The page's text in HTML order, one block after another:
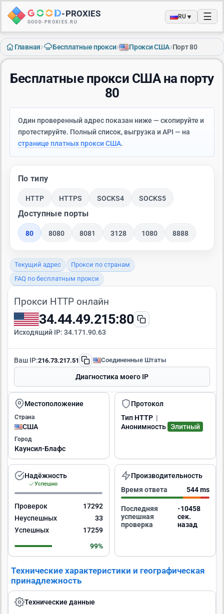
-PROXIES
GOOD-PROXIES.RU
RU▼ ☰
Главная› Бесплатные прокси› Прокси США›Порт 80
Бесплатные прокси США на порту
80
Один проверенный адрес показан ниже — скопируйте и
протестируйте. Полный список, выгрузка и API — на
странице платных прокси США.
По типу
HTTP HTTPS SOCKS4 SOCKS5
Доступные порты
80 8080 8081 3128 1080 8888
Текущий адрес
Прокси по странам
FAQ по бесплатным прокси
Прокси HTTP онлайн
34.44.49.215:80
Исходящий IP: 34.171.90.63
Ваш IP:216.73.217.51 Соединенные Штаты
Диагностика моего IP
Местоположение
Страна
США
Город
Каунсил-Блафс
Протокол
ТипHTTP |
Анонимность Элитный
Надёжность
Успешно
Проверок
17292
Неуспешных
33
Успешных
17259
99%
Производительность
Время ответа
544 ms
Последняя
успешная
проверка
-10457
сек.
назад
Технические характеристики и географическая
принадлежность
Технические данные